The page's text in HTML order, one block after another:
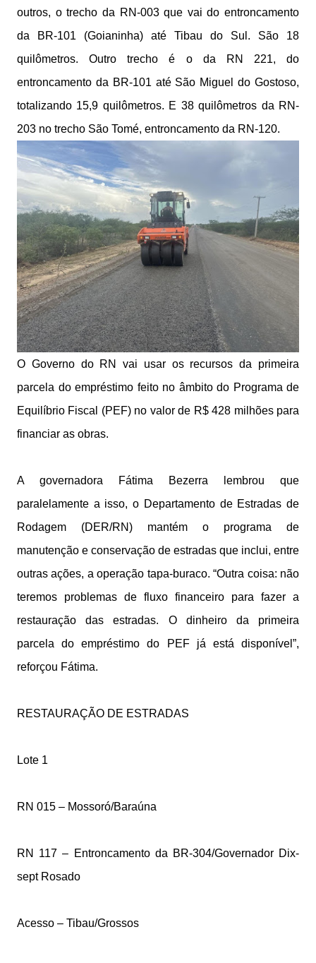
outros, o trecho da RN-003 que vai do entroncamento
da BR-101 (Goianinha) até Tibau do Sul. São 18
quilômetros. Outro trecho é o da RN 221, do
entroncamento da BR-101 até São Miguel do Gostoso,
totalizando 15,9 quilômetros. E 38 quilômetros da RN-
203 no trecho São Tomé, entroncamento da RN-120.
O Governo do RN vai usar os recursos da primeira
parcela do empréstimo feito no âmbito do Programa de
Equilíbrio Fiscal (PEF) no valor de R$ 428 milhões para
financiar as obras.
A governadora Fátima Bezerra lembrou que
paralelamente a isso, o Departamento de Estradas de
Rodagem (DER/RN) mantém o programa de
manutenção e conservação de estradas que inclui, entre
outras ações, a operação tapa-buraco. “Outra coisa: não
teremos problemas de fluxo financeiro para fazer a
restauração das estradas. O dinheiro da primeira
parcela do empréstimo do PEF já está disponível”,
reforçou Fátima.
RESTAURAÇÃO DE ESTRADAS
Lote 1
RN 015 – Mossoró/Baraúna
RN 117 – Entroncamento da BR-304/Governador Dix-
sept Rosado
Acesso – Tibau/Grossos